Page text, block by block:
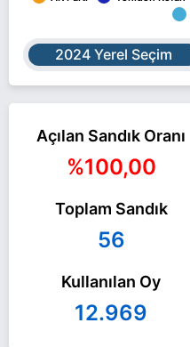
2024 Yerel Seçim
Açılan Sandık Oranı
%100,00
Toplam Sandık
56
Kullanılan Oy
12.969